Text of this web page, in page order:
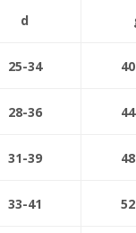
d
25-34
28-36
31-39
33-41